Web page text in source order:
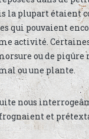
la plupart étaient
qui pouvaient
activité.
ou de
ou une plante.
nous
et